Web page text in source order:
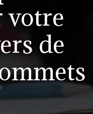
votre
de